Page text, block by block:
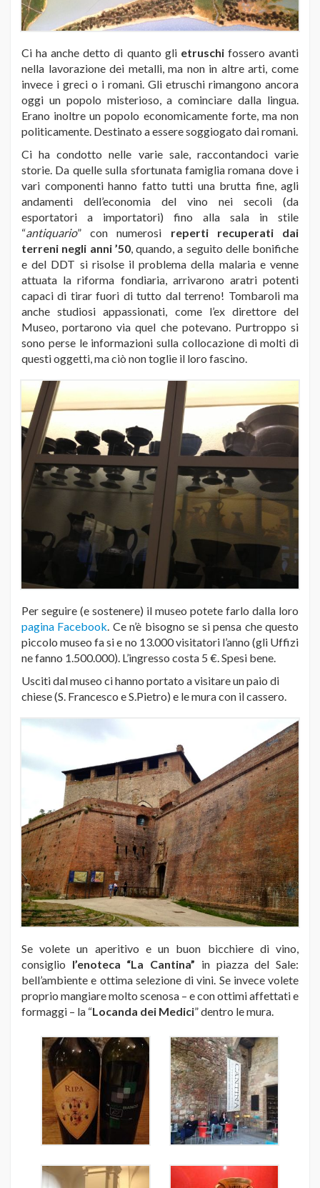
Ci ha anche detto di quanto gli etruschifossero avanti
nella lavorazione dei metalli, ma non in altre arti, come
invece i greci o i romani. Gli etruschi rimangono ancora
oggi un popolo misterioso, a cominciare dalla lingua.
Erano inoltre un popolo economicamente forte, ma non
politicamente. Destinato a essere soggiogato dai romani.
Ci ha condotto nelle varie sale, raccontandoci varie
storie. Da quelle sulla sfortunata famiglia romana dove i
vari componenti hanno fatto tutti una brutta fine, agli
andamenti dell’economia del vino nei secoli (da
esportatori a importatori) fino alla sala in stile
“antiquario” con numerosi reperti recuperati dai
terreni negli anni ’50, quando, a seguito delle bonifiche
e del DDT si risolse il problema della malaria e venne
attuata la riforma fondiaria, arrivarono aratri potenti
capaci di tirar fuori di tutto dal terreno! Tombaroli ma
anche studiosi appassionati, come l’ex direttore del
Museo, portarono via quel che potevano. Purtroppo si
sono perse le informazioni sulla collocazione di molti di
questi oggetti, ma ciò non toglie il loro fascino.
Per seguire (e sostenere) il museo potete farlo dalla loro
pagina Facebook. Ce n’è bisogno se si pensa che questo
piccolo museo fa si e no 13.000 visitatori l’anno (gli Uffizi
ne fanno 1.500.000). L’ingresso costa 5 €. Spesi bene.
Usciti dal museo ci hanno portato a visitare un paio di
chiese (S. Francesco e S.Pietro) e le mura con il cassero.
Se volete un aperitivo e un buon bicchiere di vino,
consiglio l’enoteca “La Cantina” in piazza del Sale:
bell’ambiente e ottima selezione di vini. Se invece volete
proprio mangiare molto scenosa – e con ottimi affettati e
formaggi – la “Locanda dei Medici” dentro le mura.